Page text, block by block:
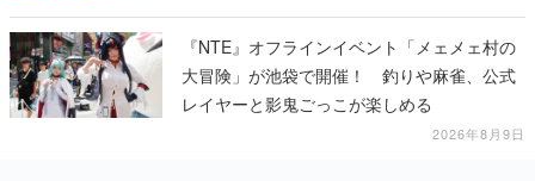
『NTE』オフラインイベント「メェメェ村の
大冒険」が池袋で開催！ 釣りや麻雀、公式
レイヤーと影鬼ごっこが楽しめる
2026年8月9日